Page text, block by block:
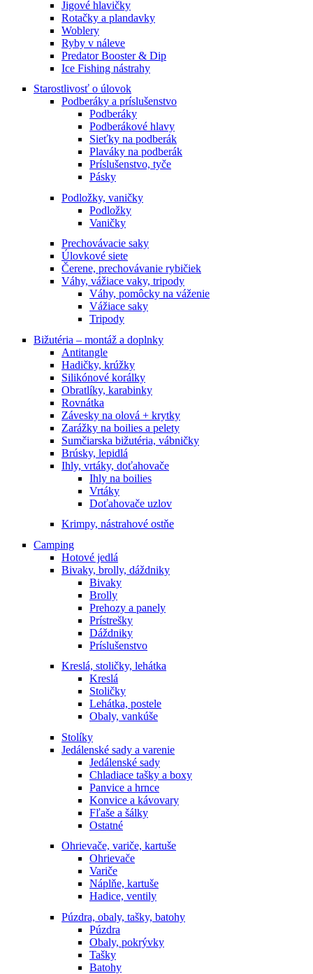
Jigové hlavičky
Rotačky a plandavky
Woblery
Ryby v náleve
Predator Booster & Dip
Ice Fishing nástrahy
Starostlivosť o úlovok
Podberáky a príslušenstvo
Podberáky
Podberákové hlavy
Sieťky na podberák
Plaváky na podberák
Príslušenstvo, tyče
Pásky
Podložky, vaničky
Podložky
Vaničky
Prechovávacie saky
Úlovkové siete
Čerene, prechovávanie rybičiek
Váhy, vážiace vaky, tripody
Váhy, pomôcky na váženie
Vážiace saky
Tripody
Bižutéria – montáž a doplnky
Antitangle
Hadičky, krúžky
Silikónové korálky
Obratlíky, karabinky
Rovnátka
Závesky na olová + krytky
Zarážky na boilies a pelety
Sumčiarska bižutéria, vábničky
Brúsky, lepidlá
Ihly, vrtáky, doťahovače
Ihly na boilies
Vrtáky
Doťahovače uzlov
Krimpy, nástrahové ostňe
Camping
Hotové jedlá
Bivaky, brolly, dáždniky
Bivaky
Brolly
Prehozy a panely
Prístrešky
Dáždniky
Príslušenstvo
Kreslá, stoličky, lehátka
Kreslá
Stoličky
Lehátka, postele
Obaly, vankúše
Stolíky
Jedálenské sady a varenie
Jedálenské sady
Chladiace tašky a boxy
Panvice a hrnce
Konvice a kávovary
Fľaše a šálky
Ostatné
Ohrievače, variče, kartuše
Ohrievače
Variče
Náplňe, kartuše
Hadice, ventily
Púzdra, obaly, tašky, batohy
Púzdra
Obaly, pokrývky
Tašky
Batohy